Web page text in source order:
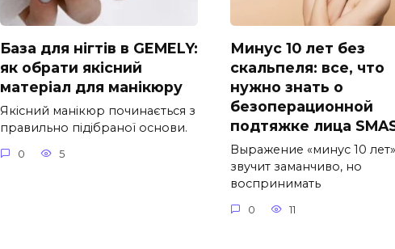
База для нігтів в GEMELY:
як обрати якісний
матеріал для манікюру
Якісний манікюр починається з
правильно підібраної основи.
0 5
Минус 10 лет без
скальпеля: все, что
нужно знать о
безоперационной
подтяжке лица
Выражение «минус 10 лет»
звучит заманчиво, но
воспринимать
0 11